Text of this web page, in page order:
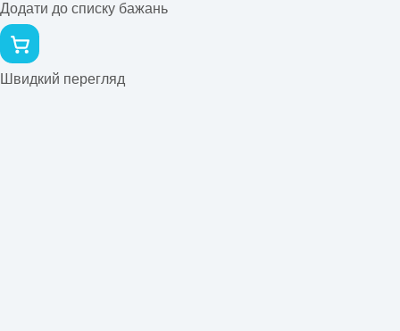
Додати до списку бажань
Швидкий перегляд